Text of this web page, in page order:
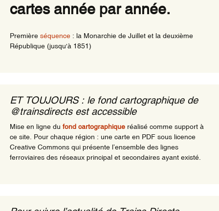
cartes année par année.
Première séquence : la Monarchie de Juillet et la deuxième
République (jusqu'à 1851)
ET TOUJOURS : le fond cartographique de
@trainsdirects est accessible
Mise en ligne du fond cartographique réalisé comme support à
ce site. Pour chaque région : une carte en PDF sous licence
Creative Commons qui présente l’ensemble des lignes
ferroviaires des réseaux principal et secondaires ayant existé.